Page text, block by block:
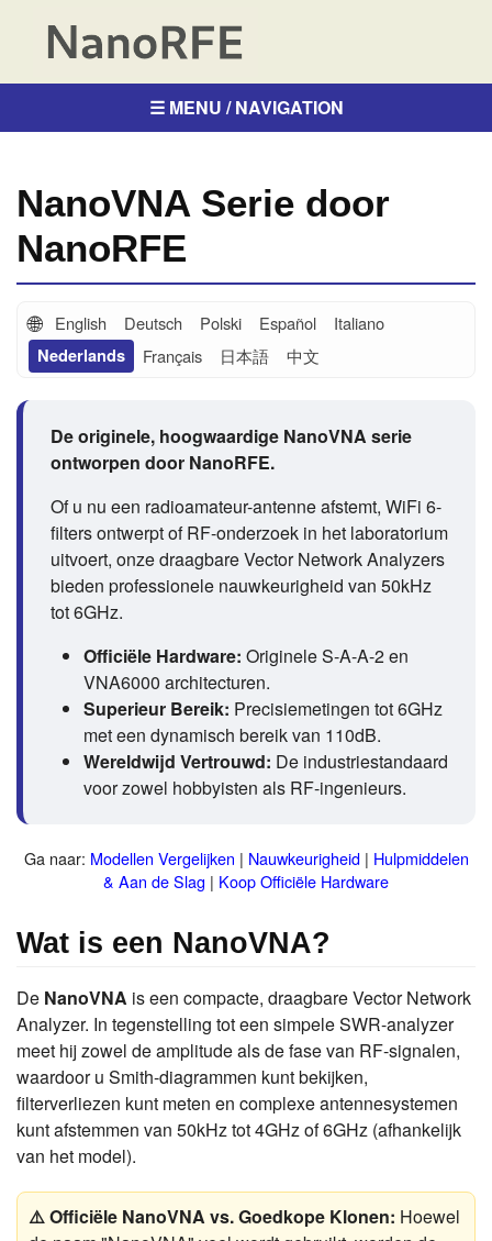
☰ MENU / NAVIGATION
NanoVNA Serie door
NanoRFE
🌐 English Deutsch Polski Español
Italiano
Nederlands
Français 日本語 中文
De originele, hoogwaardige NanoVNA serie
ontworpen door NanoRFE.
Of u nu een radioamateur-antenne afstemt, WiFi 6-
filters ontwerpt of RF-onderzoek in het laboratorium
uitvoert, onze draagbare Vector Network Analyzers
bieden professionele nauwkeurigheid van 50kHz
tot 6GHz.
Officiële Hardware: Originele S-A-A-2 en
VNA6000 architecturen.
Superieur Bereik: Precisiemetingen tot 6GHz
met een dynamisch bereik van 110dB.
Wereldwijd Vertrouwd: De industriestandaard
voor zowel hobbyisten als RF-ingenieurs.
Ga naar: Modellen Vergelijken | Nauwkeurigheid| Hulpmiddelen
& Aan de Slag | Koop Officiële Hardware
Wat is een NanoVNA?
De NanoVNA is een compacte, draagbare Vector Network
Analyzer. In tegenstelling tot een simpele SWR-analyzer
meet hij zowel de amplitude als de fase van RF-signalen,
waardoor u Smith-diagrammen kunt bekijken,
filterverliezen kunt meten en complexe antennesystemen
kunt afstemmen van 50kHz tot 4GHz of 6GHz (afhankelijk
van het model).
⚠️ Officiële NanoVNA vs. Goedkope Klonen: Hoewel